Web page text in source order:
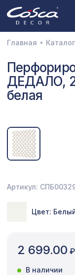
3D орнамент
Акустические
Декоративные
Натуральные
Распродажа
Главная Каталог
ДЕДАЛО,
белая
Артикул:
Цвет:
2 699.00
В наличии